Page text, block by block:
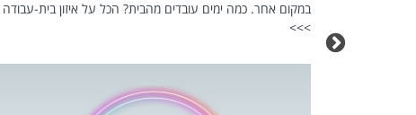
במקום אחר. כמה ימים עובדים מהבית? הכל על איזון בית-עבודה
>>>